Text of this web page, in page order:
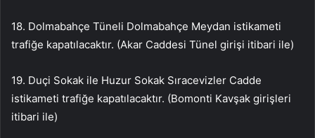
18. Dolmabahçe Tüneli Dolmabahçe Meydan istikameti
trafiğe kapatılacaktır. (Akar Caddesi Tünel girişi itibari ile)
19. Duçi Sokak ile Huzur Sokak Sıracevizler Cadde
istikameti trafiğe kapatılacaktır. (Bomonti Kavşak girişleri
itibari ile)